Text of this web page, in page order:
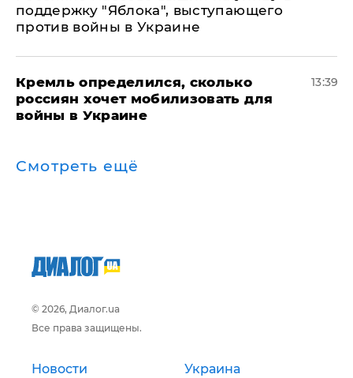
поддержку "Яблока", выступающего
против войны в Украине
Кремль определился, сколько
россиян хочет мобилизовать для
войны в Украине
13:39
Смотреть ещё
© 2026, Диалог.ua
Все права защищены.
Новости Украина